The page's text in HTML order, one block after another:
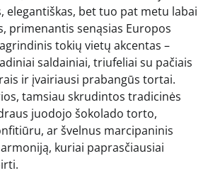
elegantiškas, bet tuo pat metu labai
primenantis senąsias Europos
tokių vietų akcentas –
saldainiai, triufeliai su pačiais
ir įvairiausi prabangūs tortai.
tamsiau skrudintos tradicinės
juodojo šokolado torto,
ar švelnus marcipaninis
kuriai paprasčiausiai